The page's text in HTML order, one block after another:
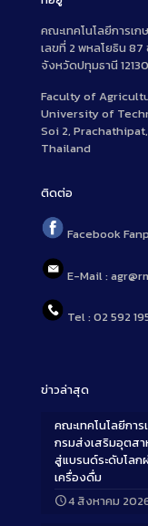
คณะเทคโนโลยีการเ
เลขที่ 2 พหลโยธิน
จังหวัดปทุมธานี 12130
Faculty of
University of
Soi 2,
Thailand
ติดต่อ
Facebook
E-Mail :
Tel : 02 592
ข่าวล่าสุด
คณะเทคโนโลยีกา
กรมส่งเสริมอุตส
สู่แบรนด์ระดับโลก
เครื่องดื่ม
4 สิงหาคม